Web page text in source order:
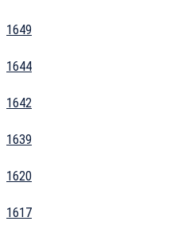
1649
1644
1642
1639
1620
1617